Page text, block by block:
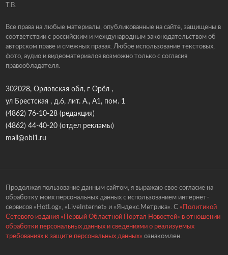
Т.В.
Все права на любые материалы, опубликованные на сайте, защищены в
соответствии с российским и международным законодательством об
авторском праве и смежных правах. Любое использование текстовых,
фото, аудио и видеоматериалов возможно только с согласия
правообладателя.
302028, Орловская обл, г Орёл ,
ул Брестская , д.6, лит. А., А1, пом. 1
(4862) 76-10-28(редакция)
(4862) 44-40-20(отдел рекламы)
mail@obl1.ru
Продолжая пользование данным сайтом, я выражаю свое согласие на
обработку моих персональных данных с использованием интернет-
сервисов «HotLog», «LiveInternet» и «Яндекс.Метрика». С «Политикой
Сетевого издания «Первый Областной Портал Новостей» в отношении
обработки персональных данных и сведениями о реализуемых
требованиях к защите персональных данных» ознакомлен.